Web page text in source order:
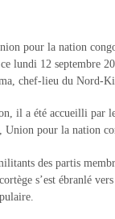
pour la nation
lundi 12 septembre
chef-lieu du Nord-
il a été accueilli par
Union pour la nation
des partis
s’est ébranlé